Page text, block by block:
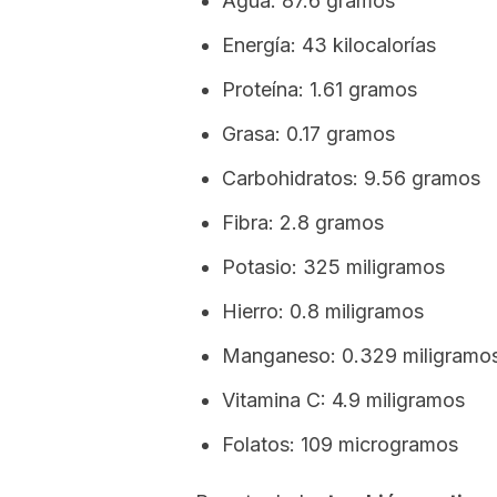
Energía: 43 kilocalorías
Proteína: 1.61 gramos
Grasa: 0.17 gramos
Carbohidratos: 9.56 gramos
Fibra: 2.8 gramos
Potasio: 325 miligramos
Hierro: 0.8 miligramos
Manganeso: 0.329
Vitamina C: 4.9 miligramos
Folatos: 109 microgramos